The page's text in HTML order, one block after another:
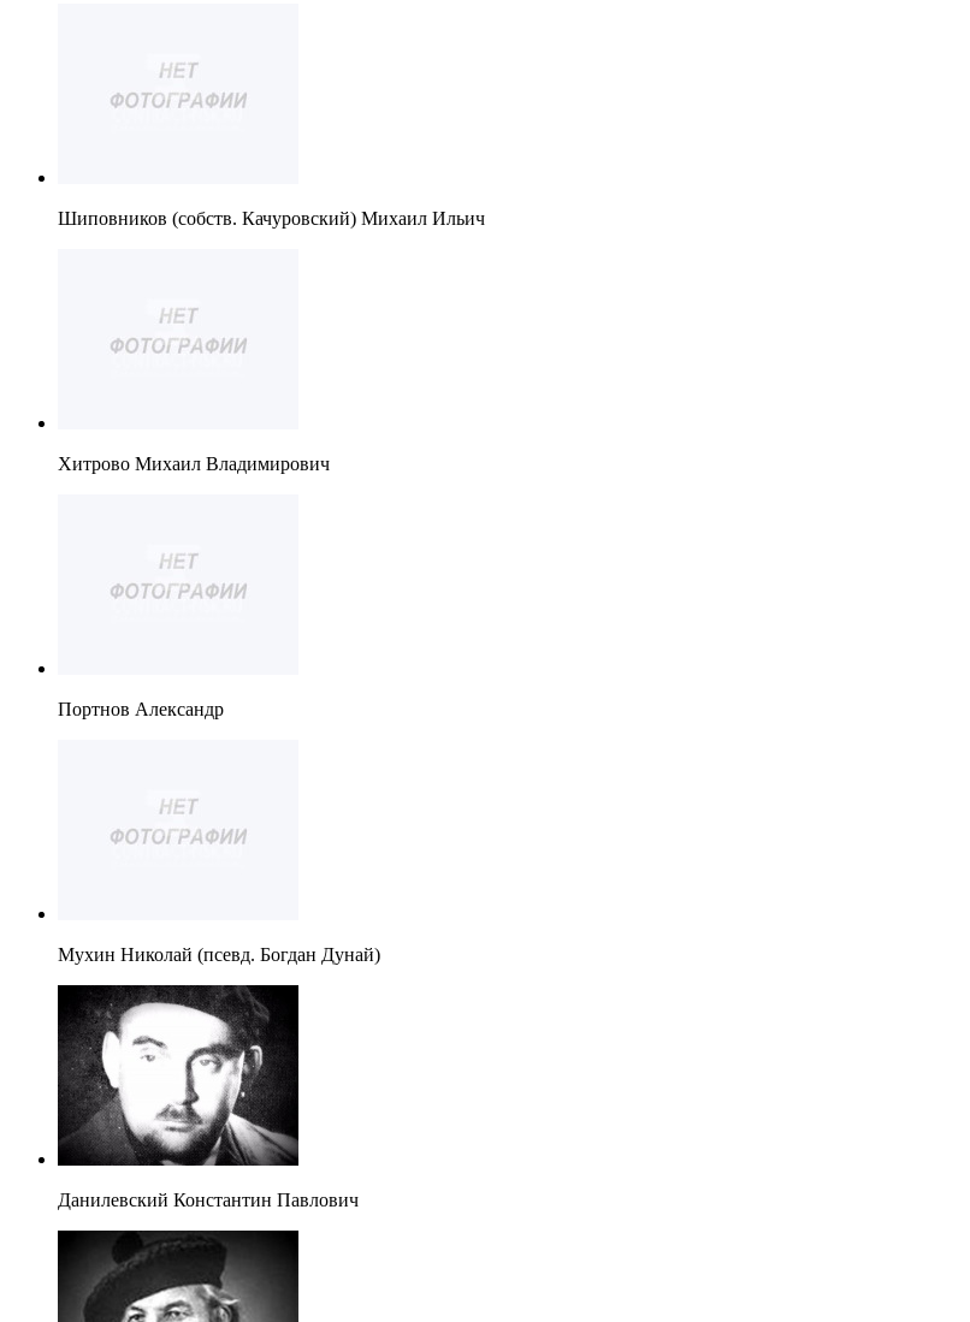
Шиповников (собств. Качуровский) Михаил Ильич
Хитрово Михаил Владимирович
Портнов Александр
Мухин Николай (псевд. Богдан Дунай)
Данилевский Константин Павлович